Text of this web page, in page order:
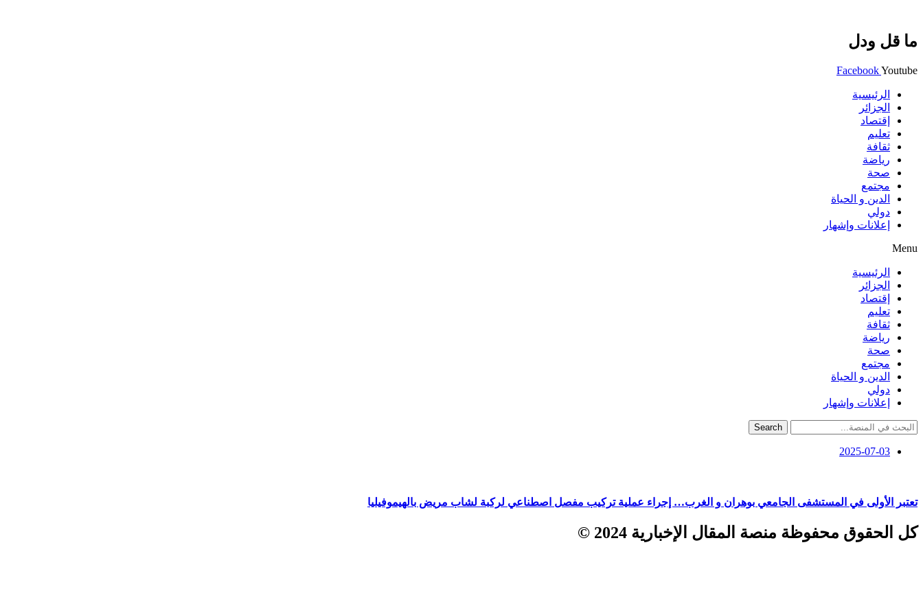
ما قل ودل
FacebookYoutube
الرئيسية
الجزائر
إقتصاد
تعليم
ثقافة
رياضة
صحة
مجتمع
الدين و الحياة
دولي
إعلانات وإشهار
Menu
الرئيسية
الجزائر
إقتصاد
تعليم
ثقافة
رياضة
صحة
مجتمع
الدين و الحياة
دولي
إعلانات وإشهار
Search
2025-07-03
تعتبر الأولى في المستشفى الجامعي بوهران و الغرب… إجراء عملية تركيب مفصل اصطناعي لركبة لشاب مريض بالهيموفيليا
كل الحقوق محفوظة منصة المقال الإخبارية 2024 ©